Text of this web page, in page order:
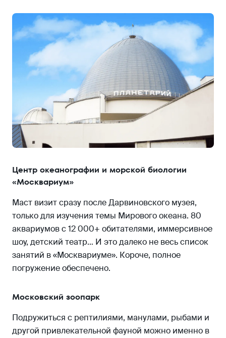
Центр океанографии и морской биологии
«Москвариум»
Маст визит сразу после Дарвиновского музея,
только для изучения темы Мирового океана. 80
аквариумов с 12 000+ обитателями, иммерсивное
шоу, детский театр… И это далеко не весь список
занятий в «Москвариуме». Короче, полное
погружение обеспечено.
Московский зоопарк
Подружиться с рептилиями, манулами, рыбами и
другой привлекательной фауной можно именно в